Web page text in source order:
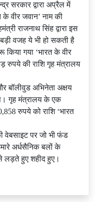
सरकार द्वारा अप्रैल में
वीर जवान’ नाम की
राजनाथ सिंह द्वारा इस
वजह ये भी हो सकती है
गया ‘भारत के वीर
रुपये की राशि गृह मंत्रालय
बॉलीवुड अभिनेता अक्षय
गृह मंत्रालय के एक
रुपये को राशि ‘भारत
वेबसाइट पर जो भी फंड
अर्धसैनिक बलों के
लड़ते हुए शहीद हुए।